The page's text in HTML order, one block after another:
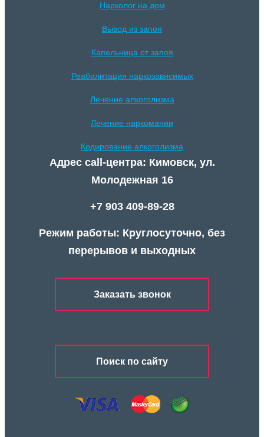
Нарколог на дом
Вывод из запоя
Капельница от запоя
Реабилитация наркозависимых
Лечение алкоголизма
Лечение наркомании
Кодирование алкоголизма
Адрес call-центра: Кимовск, ул.
Молодежная 16
+7 903 409-89-28
Режим работы: Круглосуточно, без
перерывов и выходных
Заказать звонок
Поиск по сайту